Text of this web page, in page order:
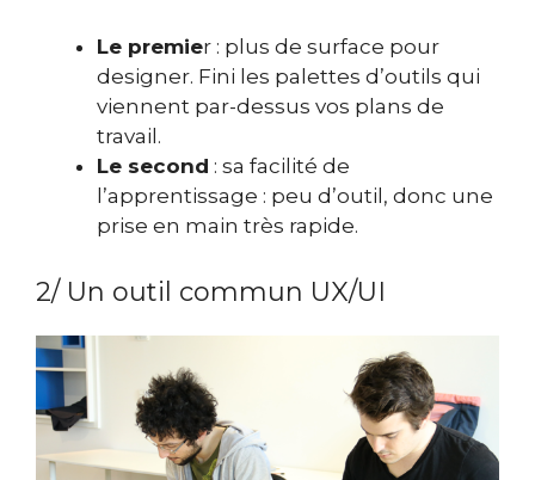
Le premier : plus de surface pour
designer. Fini les palettes d’outils qui
viennent par-dessus vos plans de
travail.
Le second : sa facilité de
l’apprentissage : peu d’outil, donc une
prise en main très rapide.
2/ Un outil commun UX/UI